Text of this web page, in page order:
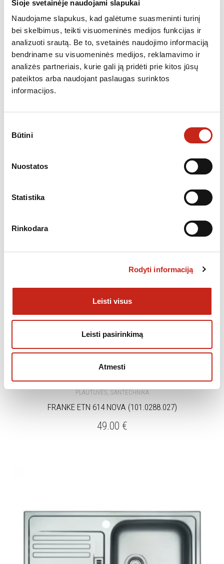
Šioje svetainėje naudojami slapukai
Naudojame slapukus, kad galėtume suasmeninti turinį
bei skelbimus, teikti visuomeninės medijos funkcijas ir
analizuoti srautą. Be to, svetainės naudojimo informaciją
bendriname su visuomeninės medijos, reklamavimo ir
analizės partneriais, kurie gali ją pridėti prie kitos jūsų
pateiktos arba naudojant paslaugas surinktos
informacijos.
pasirinkimas
Būtini
Nuostatos
Statistika
Rinkodara
Rodyti informaciją
Leisti visus
Leisti pasirinkimą
Atmesti
Papildoma informacija
KATEGORIJOS:PLAUTUVĖS, SANTECHNIKA
PLAUTUVĖS, SANTECHNIKA
FRANKE ETN 614 NOVA (101.0288.027)
49.00 €